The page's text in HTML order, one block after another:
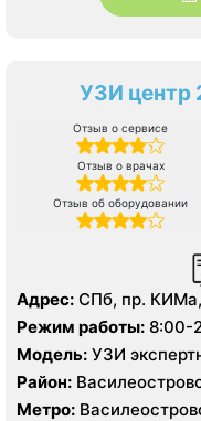
УЗИ центр
Отзыв о сервисе
Отзыв о врачах
Отзыв об оборудовании
Адрес: СПб, пр.
Режим работы: 8:00-
Модель: УЗИ
Район:
Метро: